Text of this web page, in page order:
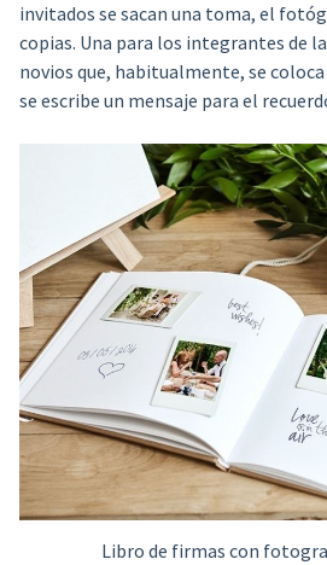
invitados se sacan una toma, el
copias. Una para los integrantes de
novios que, habitualmente, se coloca
se escribe un mensaje para el
Libro de firmas con